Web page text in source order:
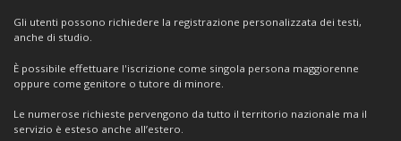
Gli utenti possono richiedere la registrazione personalizzata dei testi,
anche di studio.
È possibile effettuare l'iscrizione come singola persona maggiorenne
oppure come genitore o tutore di minore.
Le numerose richieste pervengono da tutto il territorio nazionale ma il
servizio è esteso anche all’estero.